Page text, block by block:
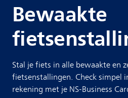
Bewaakte
Stal je fiets in alle bewaakte en
fietsenstallingen. Check simpel
rekening met je NS-Business